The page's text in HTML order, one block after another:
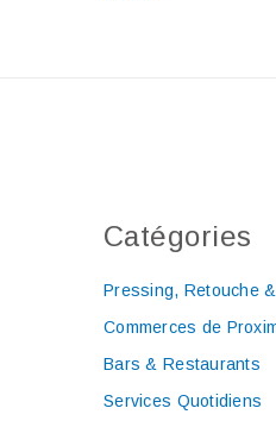
Catégories
Pressing, Retouche
Commerces de
Bars & Restaurants
Services Quotidiens